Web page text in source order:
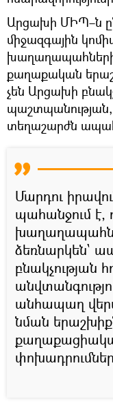
Արցախի ՄԻՊ–ն
միջազգային
խաղաղապահների
քաղաքական
չեն Արցախի
տեղաշարժն
Մարդու
պահանջում է,
ձեռնարկեն`
բնակչության
անհապաղ
նման